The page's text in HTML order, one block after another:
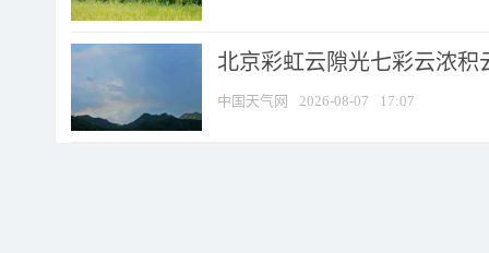
北京彩虹云隙光七彩云浓积
中国天气网 2026-08-07 17:07